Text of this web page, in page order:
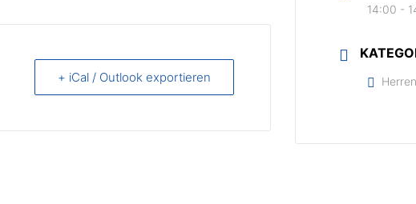
+ iCal / Outlook exportieren
14:00 -